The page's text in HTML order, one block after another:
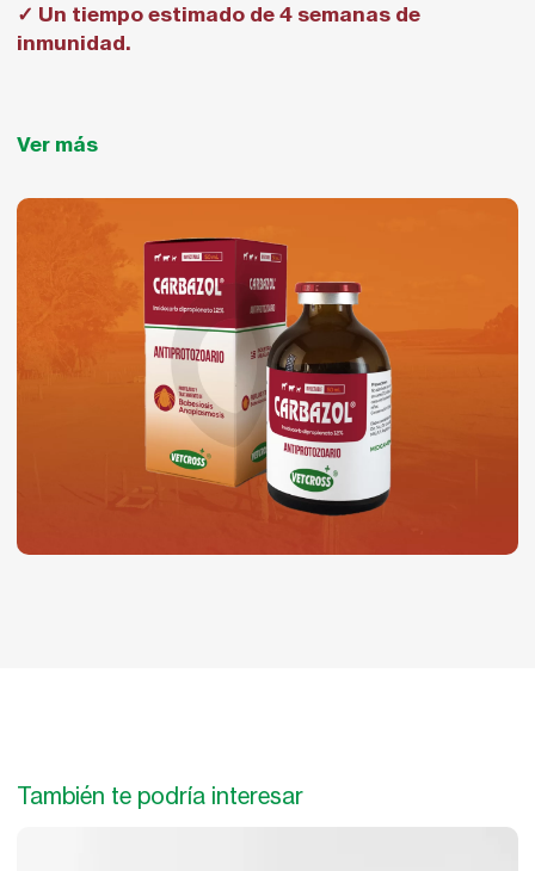
✓ Un tiempo estimado de 4 semanas de
inmunidad.
Ver más
También te podría interesar